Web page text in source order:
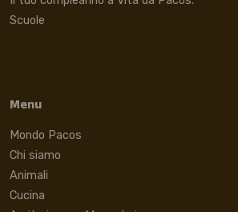
Scuole
Menu
Mondo Pacos
Chi siamo
Animali
Cucina